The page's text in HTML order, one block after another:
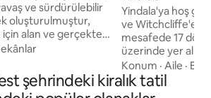
ve sürdürülebilir
oluşturulmuştur,
için alan ve gerçekten
verir. The
açık bir padokta yer
veya Wildwood'un
Yindala'ya hoş
ve Witchcliffe'e
mesafede 17
üzerinde yer
ebeveyn
bir kaçamak için
yeridir. Stüdyo hem iç hem de dış mekan
Konum ·Aile ·
şehrindeki kiralık tatil